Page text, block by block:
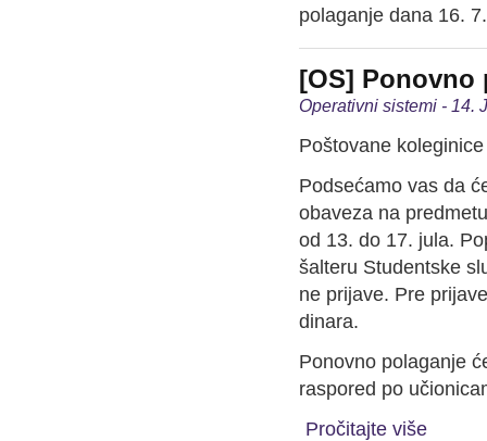
polaganje dana 16.
[OS] Ponovno
Operativni sistemi - 14.
Poštovane
Podsećamo vas da
obaveza na
od 13. do 17. jula.
šalteru Studentske
ne prijave. Pre
dinara.
Ponovno polaganje
raspored po
Pročitajte više